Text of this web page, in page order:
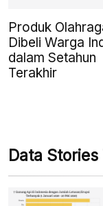
Produk
Dibeli Warga
dalam Setahun
Terakhir
Data